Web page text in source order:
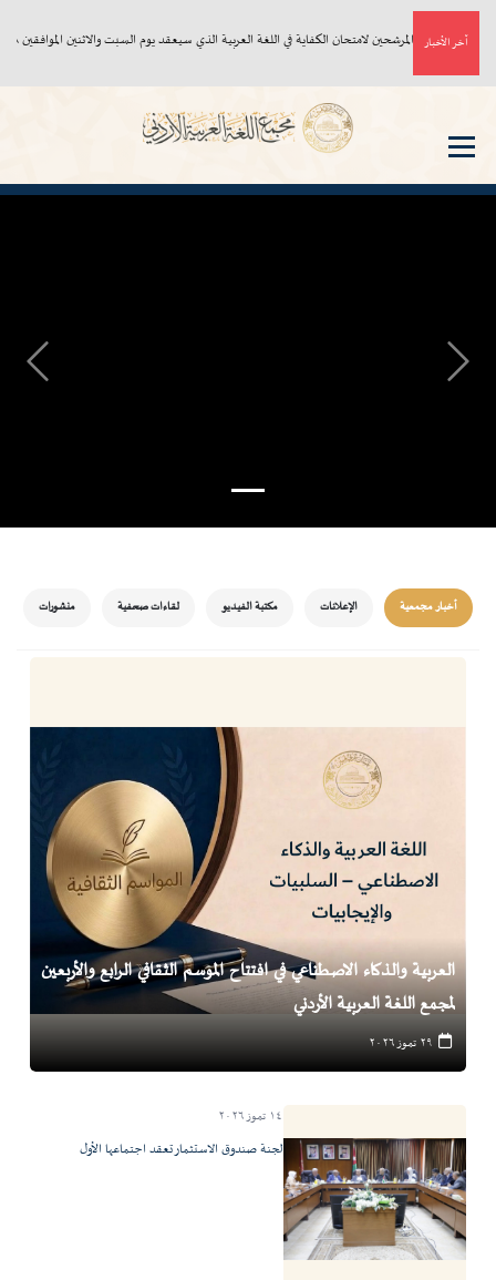
آخر الأخبارأسماء المرشحين لامتحان الكفاية في اللغة العربية الذي سيعقد يوم السبت والاثنين الموافقين ٨، ١٠/ ٨/ ٢٠٢٦م
Previous
Next
أخبار مجمعية الإعلانات مكتبة الفيديو لقاءات صحفية منشورات
العربية والذكاء الاصطناعي في افتتاح الموسم الثقافي الرابع والأربعين
لمجمع اللغة العربية الأردني
٢٩ تموز ٢٠٢٦
١٤ تموز ٢٠٢٦
لجنة صندوق الاستثمار تعقد اجتماعها الأول